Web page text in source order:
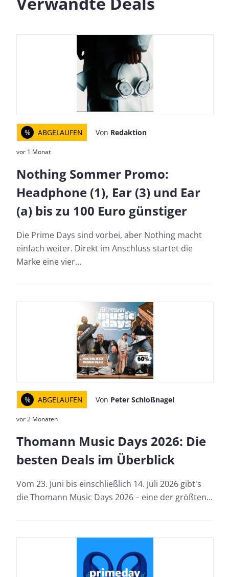
% ABGELAUFEN Von Redaktion
vor 1 Monat
Nothing Sommer Promo:
Headphone (1), Ear (3) und Ear
(a) bis zu 100 Euro günstiger
Die Prime Days sind vorbei, aber Nothing macht
einfach weiter. Direkt im Anschluss startet die
Marke eine vier...
% ABGELAUFEN Von Peter Schloßnagel
vor 2 Monaten
Thomann Music Days 2026: Die
besten Deals im Überblick
Vom 23. Juni bis einschließlich 14. Juli 2026 gibt's
die Thomann Music Days 2026 – eine der größten...